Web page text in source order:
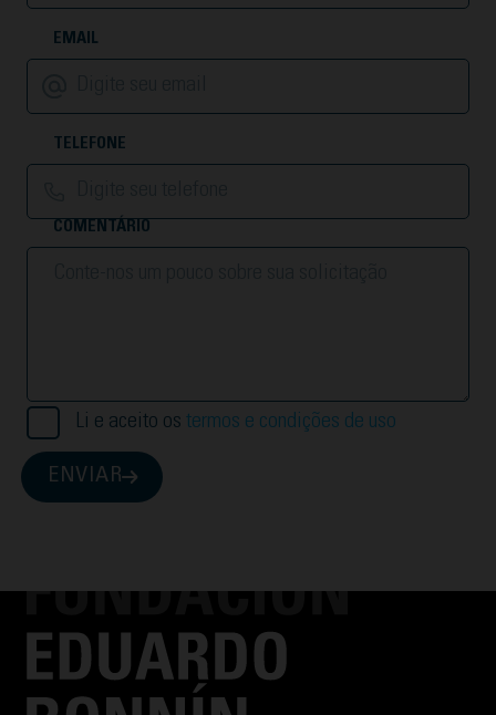
EMAIL
TELEFONE
COMENTÁRIO
Li e aceito os termos e condições de uso
ENVIAR